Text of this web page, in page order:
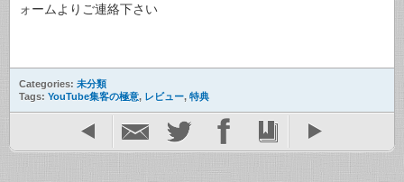
ォームよりご連絡下さい
Categories: 未分類
Tags: YouTube集客の極意, レビュー, 特典